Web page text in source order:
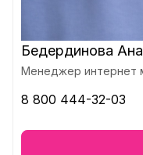
Бедердинова
Менеджер интернет
8 800 444-32-03